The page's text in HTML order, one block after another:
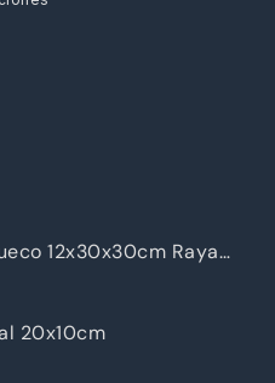
12x30x30cm Raya
20x10cm